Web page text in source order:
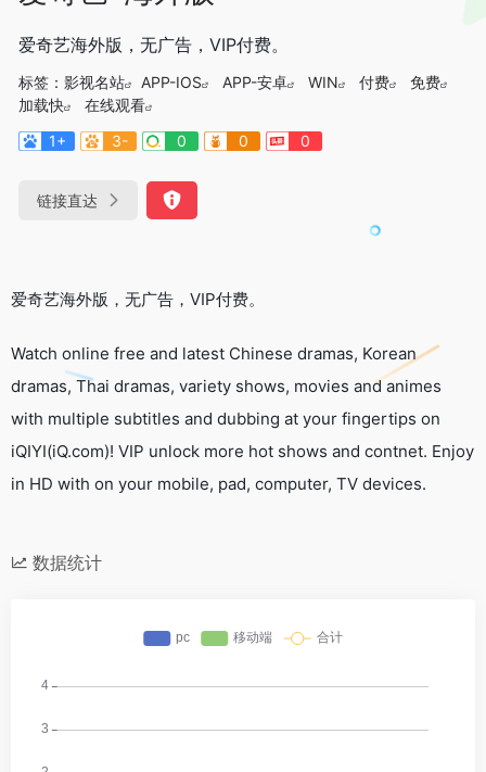
爱奇艺海外版，无广告，VIP付费。
标签： 影视名站 APP-IOS APP-安卓 WIN 付费
免费
加载快
在线观看
1+
3- 0 0 0
链接直达
爱奇艺海外版，无广告，VIP付费。
Watch online free and latest Chinese dramas, Korean
dramas, Thai dramas, variety shows, movies and animes
with multiple subtitles and dubbing at your fingertips on
iQIYI(iQ.com)! VIP unlock more hot shows and contnet. Enjoy
in HD with on your mobile, pad, computer, TV devices.
数据统计